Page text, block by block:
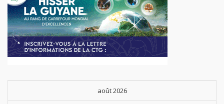
août 2026